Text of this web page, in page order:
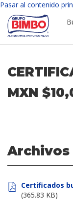
Pasar al contenido
MXN
Archivos
Certificados
(365.83 KB)